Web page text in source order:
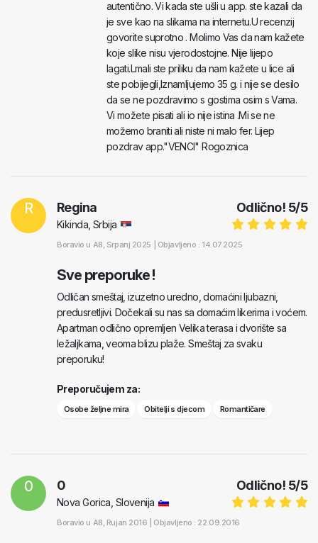
autentično. Vi kada ste ušli u app. ste kazali da
je sve kao na slikama na internetu.U recenzij
govorite suprotno . Molimo Vas da nam kažete
koje slike nisu vjerodostojne. Nije lijepo
lagati.Lmali ste priliku da nam kažete u lice ali
ste pobijegli,Iznamljujemo 35 g. i nije se desilo
da se ne pozdravimo s gostima osim s Vama.
Vi možete pisati ali io nije istina .Mi se ne
možemo braniti ali niste ni malo fer. Lijep
pozdrav app."VENCI" Rogoznica
R Odlično! 5/5
Regina
Kikinda, Srbija
Boravio u A8, Srpanj 2025 | Objavljeno : 14.07.2025
Sve preporuke !
Odličan smeštaj, izuzetno uredno, domaćini ljubazni,
predusretljivi. Dočekali su nas sa domaćim likerima i voćem.
Apartman odlično opremljen Velika terasa i dvorište sa
ležaljkama, veoma blizu plaže. Smeštaj za svaku
preporuku!
Preporučujem za:
Osobe željne mira Obitelji s djecom Romantičare
0 Odlično! 5/5
0
Nova Gorica, Slovenija
Boravio u A8, Rujan 2016 | Objavljeno : 22.09.2016